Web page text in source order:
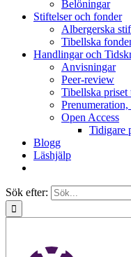
Belöningar
Stiftelser och fonder
Albergerska
Tibellska
Handlingar och
Anvisningar
Peer-review
Tibellska priset
Open Access
Tidigare
Blogg
Läshjälp
Sök efter: